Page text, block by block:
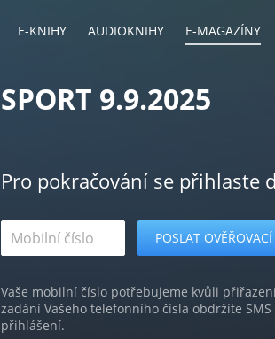
E-KNIHY AUDIOKNIHY E-MAGAZÍNY
SPORT 9.9.2025
Pro pokračování se přihlaste
Vaše mobilní číslo potřebujeme kvůli
zadání Vašeho telefonního čísla obdržíte
přihlášení.